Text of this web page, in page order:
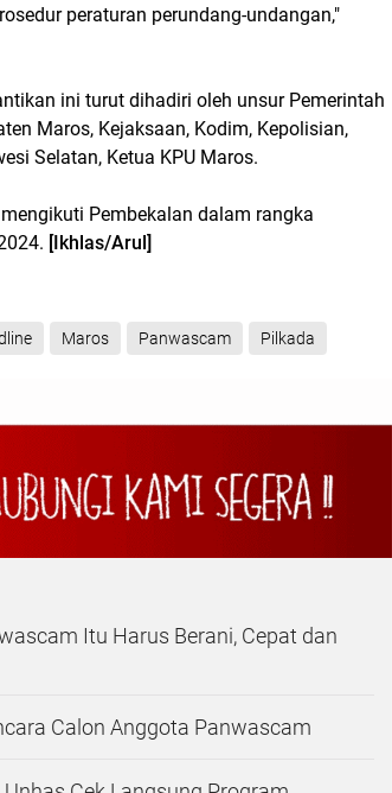
peraturan perundang-undangan,"
ini turut dihadiri oleh unsur Pemerintah
Maros, Kejaksaan, Kodim, Kepolisian,
Selatan, Ketua KPU Maros.
Pembekalan dalam rangka
[Ikhlas/Arul]
Maros Panwascam Pilkada
Itu Harus Berani, Cepat dan
Calon Anggota Panwascam